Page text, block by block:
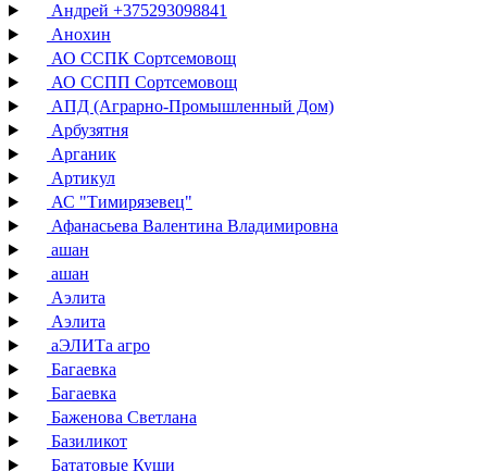
Андрей +375293098841
Анохин
АО ССПК Сортсемовощ
АО ССПП Сортсемовощ
АПД (Аграрно-Промышленный Дом)
Арбузятня
Арганик
Артикул
АС "Тимирязевец"
Афанасьева Валентина Владимировна
ашан
ашан
Аэлита
Аэлита
аЭЛИТа агро
Багаевка
Багаевка
Баженова Светлана
Базиликот
Бататовые Кущи